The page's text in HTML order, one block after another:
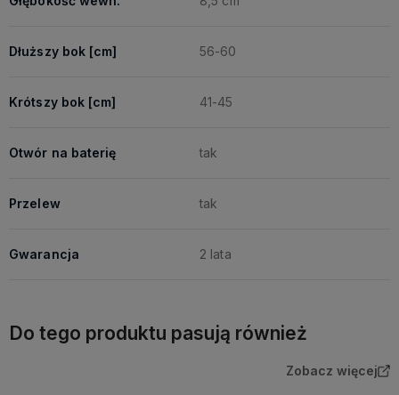
Dłuższy bok [cm] 56-60
Krótszy bok [cm] 41-45
Otwór na baterię tak
Przelew tak
Gwarancja 2 lata
Do tego produktu pasują również
Zobacz więcej